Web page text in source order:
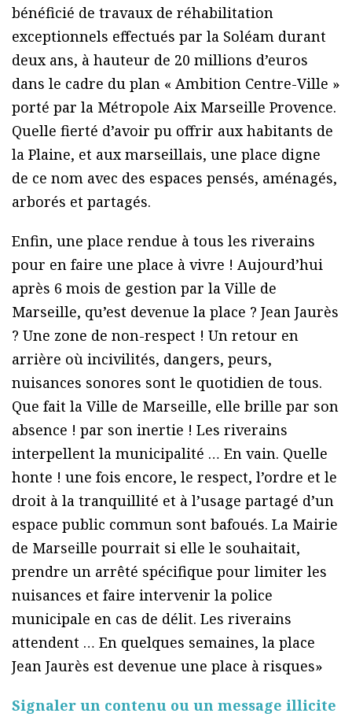
bénéficié de travaux de réhabilitation
exceptionnels effectués par la Soléam durant
deux ans, à hauteur de 20 millions d’euros
dans le cadre du plan « Ambition Centre-Ville »
porté par la Métropole Aix Marseille Provence.
Quelle fierté d’avoir pu offrir aux habitants de
la Plaine, et aux marseillais, une place digne
de ce nom avec des espaces pensés, aménagés,
arborés et partagés.
Enfin, une place rendue à tous les riverains
pour en faire une place à vivre ! Aujourd’hui
après 6 mois de gestion par la Ville de
Marseille, qu’est devenue la place ? Jean Jaurès
? Une zone de non-respect ! Un retour en
arrière où incivilités, dangers, peurs,
nuisances sonores sont le quotidien de tous.
Que fait la Ville de Marseille, elle brille par son
absence ! par son inertie ! Les riverains
interpellent la municipalité … En vain. Quelle
honte ! une fois encore, le respect, l’ordre et le
droit à la tranquillité et à l’usage partagé d’un
espace public commun sont bafoués. La Mairie
de Marseille pourrait si elle le souhaitait,
prendre un arrêté spécifique pour limiter les
nuisances et faire intervenir la police
municipale en cas de délit. Les riverains
attendent … En quelques semaines, la place
Jean Jaurès est devenue une place à risques»
Signaler un contenu ou un message illicite